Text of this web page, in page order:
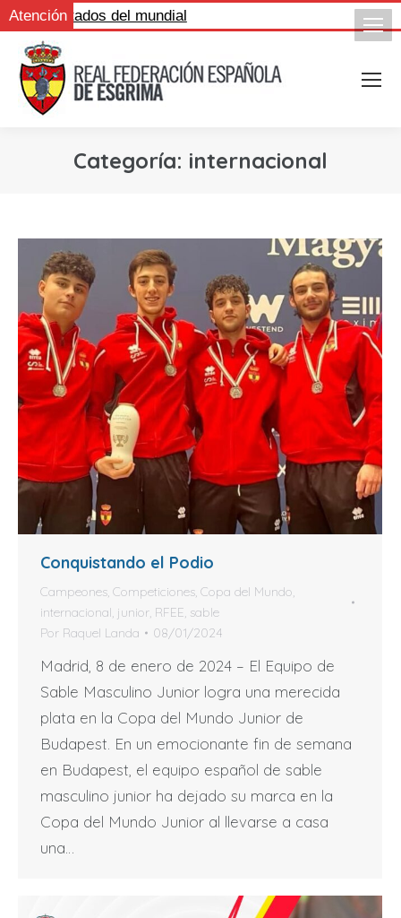
Atención
resultados del mundial
Categoría: internacional
Conquistando el Podio
Campeones, Competiciones, Copa del Mundo,
internacional, junior, RFEE, sable
Por Raquel Landa 08/01/2024
Madrid, 8 de enero de 2024 – El Equipo de
Sable Masculino Junior logra una merecida
plata en la Copa del Mundo Junior de
Budapest. En un emocionante fin de semana
en Budapest, el equipo español de sable
masculino junior ha dejado su marca en la
Copa del Mundo Junior al llevarse a casa
una…